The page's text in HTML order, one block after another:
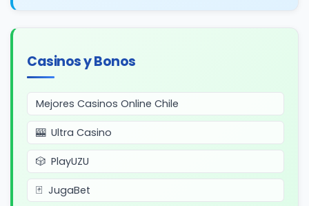
Casinos y Bonos
Mejores Casinos Online Chile
Ultra Casino
PlayUZU
JugaBet